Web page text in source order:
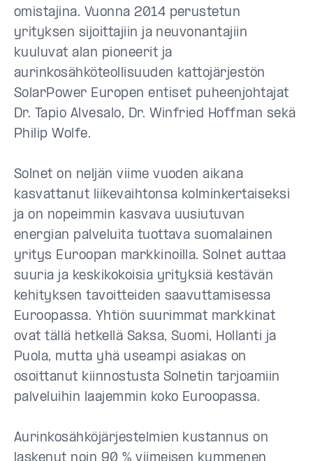
omistajina. Vuonna 2014 perustetun
yrityksen sijoittajiin ja neuvonantajiin
kuuluvat alan pioneerit ja
aurinkosähköteollisuuden kattojärjestön
SolarPower Europen entiset puheenjohtajat
Dr. Tapio Alvesalo, Dr. Winfried Hoffman sekä
Philip Wolfe.
Solnet on neljän viime vuoden aikana
kasvattanut liikevaihtonsa kolminkertaiseksi
ja on nopeimmin kasvava uusiutuvan
energian palveluita tuottava suomalainen
yritys Euroopan markkinoilla. Solnet auttaa
suuria ja keskikokoisia yrityksiä kestävän
kehityksen tavoitteiden saavuttamisessa
Euroopassa. Yhtiön suurimmat markkinat
ovat tällä hetkellä Saksa, Suomi, Hollanti ja
Puola, mutta yhä useampi asiakas on
osoittanut kiinnostusta Solnetin tarjoamiin
palveluihin laajemmin koko Euroopassa.
Aurinkosähköjärjestelmien kustannus on
laskenut noin 90 % viimeisen kymmenen